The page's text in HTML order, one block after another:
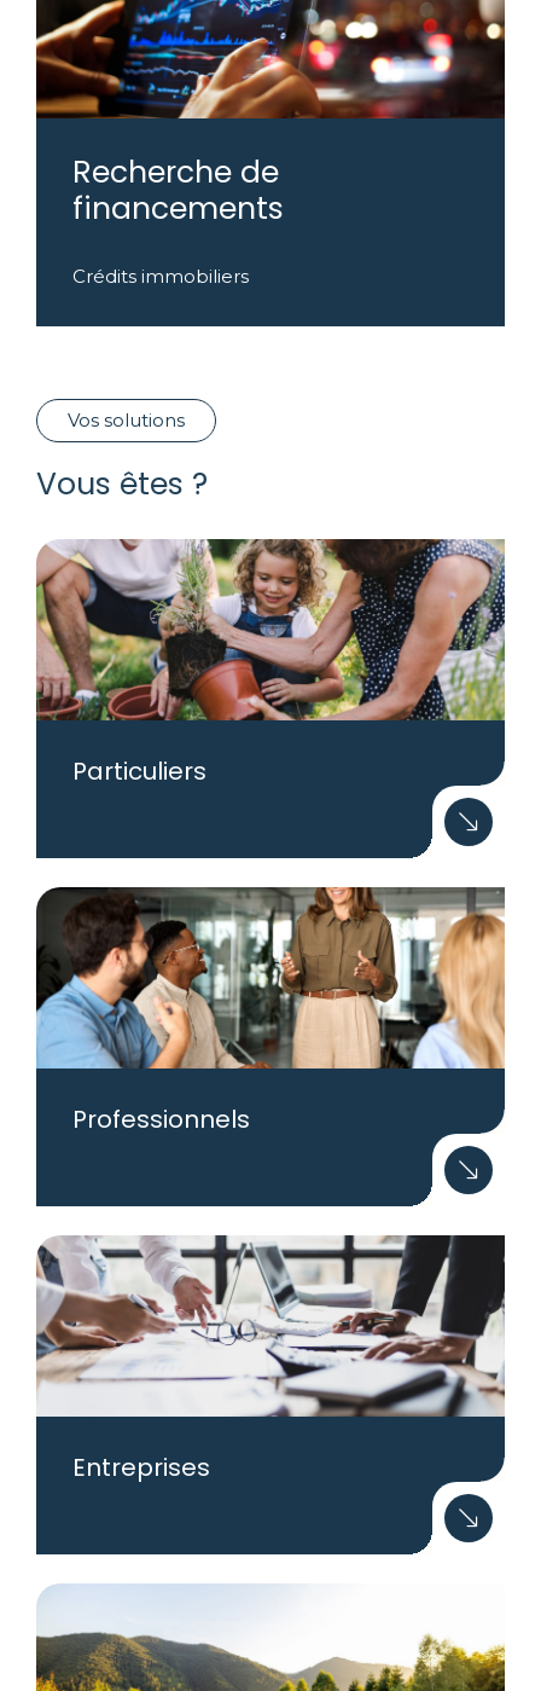
Recherche de
financements
Crédits immobiliers
Vos solutions
Vous êtes ?
Particuliers
Professionnels
Entreprises